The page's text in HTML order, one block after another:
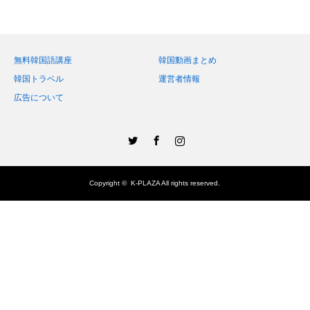
無料韓国語講座
韓国動画まとめ
韓国トラベル
運営者情報
広告について
Copyright ©K-PLAZAAll rights reserved.